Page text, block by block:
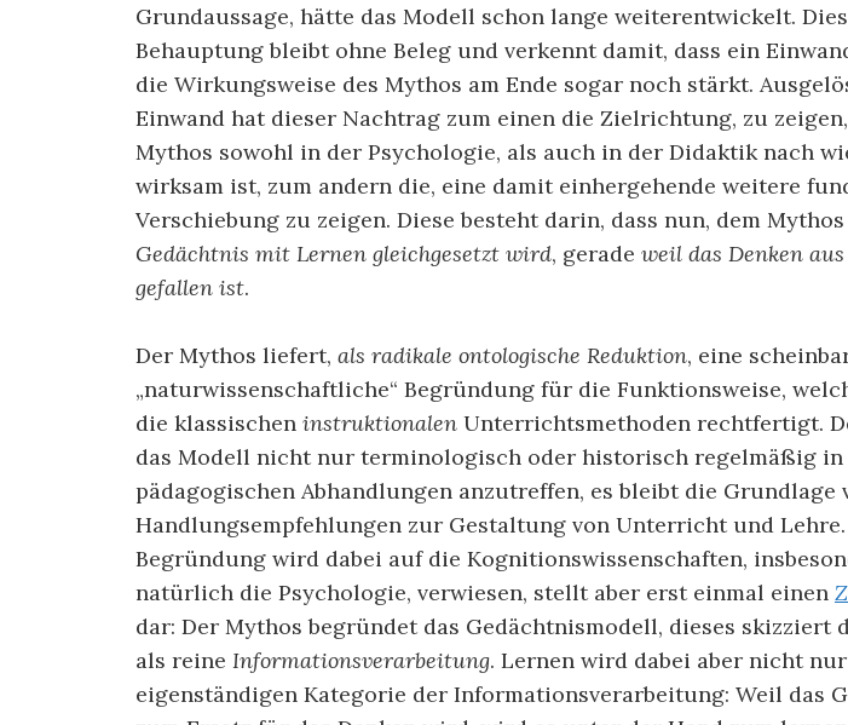
Grundaussage, hätte das Modell schon lange weiterentwickelt.
Behauptung bleibt ohne Beleg und verkennt damit, dass ein
die Wirkungsweise des Mythos am Ende sogar noch stärkt.
Einwand hat dieser Nachtrag zum einen die Zielrichtung, zu
Mythos sowohl in der Psychologie, als auch in der Didaktik nach
wirksam ist, zum andern die, eine damit einhergehende weitere
Verschiebung zu zeigen. Diese besteht darin, dass nun, dem
Gedächtnis mit Lernen gleichgesetzt wird, gerade weil das Denken
gefallen ist.
Der Mythos liefert, als radikale ontologische Reduktion, eine
„naturwissenschaftliche“ Begründung für die Funktionsweise,
die klassischen instruktionalen Unterrichtsmethoden rechtfertigt.
das Modell nicht nur terminologisch oder historisch regelmäßig in
pädagogischen Abhandlungen anzutreffen, es bleibt die Grundlage
Handlungsempfehlungen zur Gestaltung von Unterricht und
Begründung wird dabei auf die Kognitionswissenschaften,
natürlich die Psychologie, verwiesen, stellt aber erst einmal einen
dar: Der Mythos begründet das Gedächtnismodell, dieses skizziert
als reine Informationsverarbeitung. Lernen wird dabei aber nicht
eigenständigen Kategorie der Informationsverarbeitung: Weil das